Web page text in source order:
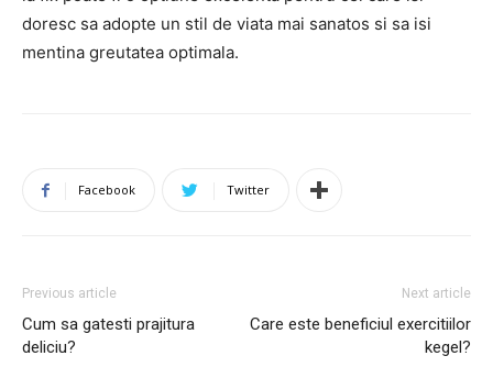
doresc sa adopte un stil de viata mai sanatos si sa isi
mentina greutatea optimala.
Facebook Twitter
Previous article
Cum sa gatesti prajitura
deliciu?
Next article
Care este beneficiul exercitiilor
kegel?